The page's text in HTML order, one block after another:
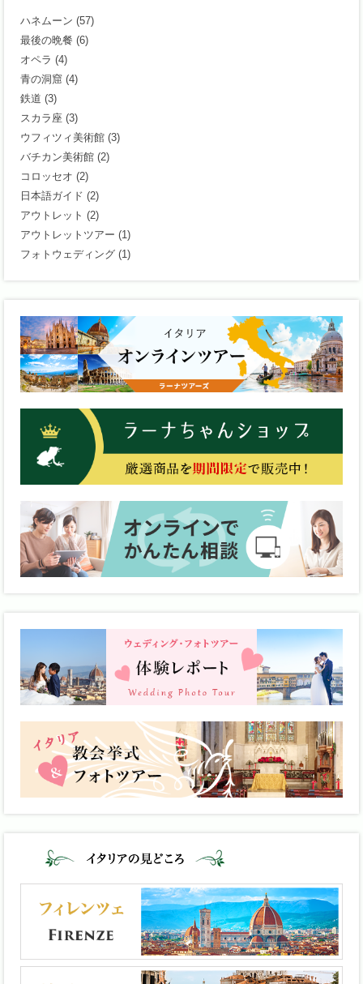
ハネムーン (57)
最後の晩餐 (6)
オペラ (4)
青の洞窟 (4)
鉄道 (3)
スカラ座 (3)
ウフィツィ美術館 (3)
バチカン美術館 (2)
コロッセオ (2)
日本語ガイド (2)
アウトレット (2)
アウトレットツアー (1)
フォトウェディング (1)